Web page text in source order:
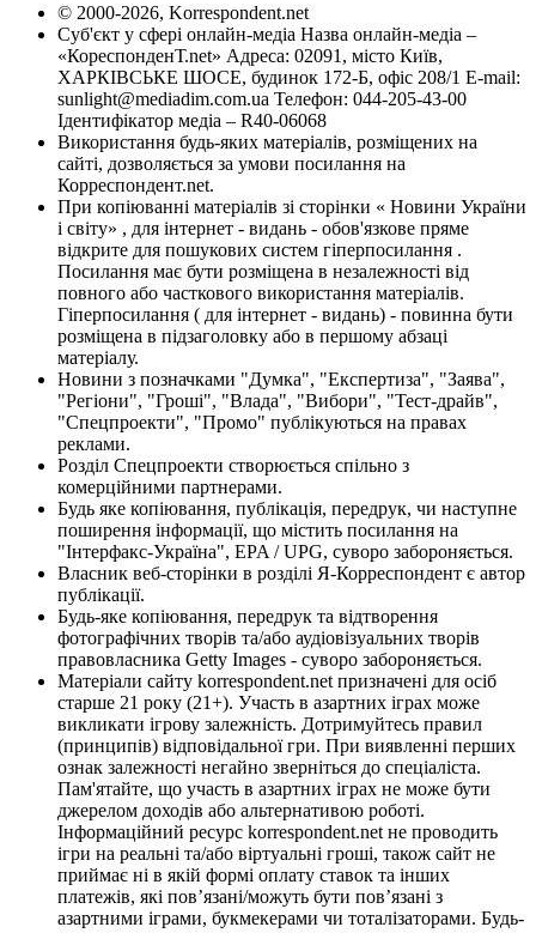
© 2000-2026, Korrespondent.net
Суб'єкт у сфері онлайн-медіа Назва онлайн-медіа –
«КореспонденТ.net» Адреса: 02091, місто Київ,
ХАРКІВСЬКЕ ШОСЕ, будинок 172-Б, офіс 208/1 E-mail:
sunlight@mediadim.com.ua Телефон: 044-205-43-00
Ідентифікатор медіа – R40-06068
Використання будь-яких матеріалів, розміщених на
сайті, дозволяється за умови посилання на
Корреспондент.net.
При копіюванні матеріалів зі сторінки « Новини України
і світу» , для інтернет - видань - обов'язкове пряме
відкрите для пошукових систем гіперпосилання .
Посилання має бути розміщена в незалежності від
повного або часткового використання матеріалів.
Гіперпосилання ( для інтернет - видань) - повинна бути
розміщена в підзаголовку або в першому абзаці
матеріалу.
Новини з позначками "Думка", "Експертиза", "Заява",
"Регіони", "Гроші", "Влада", "Вибори", "Тест-драйв",
"Спецпроекти", "Промо" публікуються на правах
реклами.
Розділ Спецпроекти створюється спільно з
комерційними партнерами.
Будь яке копіювання, публікація, передрук, чи наступне
поширення інформації, що містить посилання на
"Інтерфакс-Україна", EPA / UPG, суворо забороняється.
Власник веб-сторінки в розділі Я-Корреспондент є автор
публікації.
Будь-яке копіювання, передрук та відтворення
фотографічних творів та/або аудіовізуальних творів
правовласника Getty Images - суворо забороняється.
Матеріали сайту korrespondent.net призначені для осіб
старше 21 року (21+). Участь в азартних іграх може
викликати ігрову залежність. Дотримуйтесь правил
(принципів) відповідальної гри. При виявленні перших
ознак залежності негайно зверніться до спеціаліста.
Пам'ятайте, що участь в азартних іграх не може бути
джерелом доходів або альтернативою роботі.
Інформаційний ресурс korrespondent.net не проводить
ігри на реальні та/або віртуальні гроші, також сайт не
приймає ні в якій формі оплату ставок та інших
платежів, які пов’язані/можуть бути пов’язані з
азартними іграми, букмекерами чи тоталізаторами. Будь-